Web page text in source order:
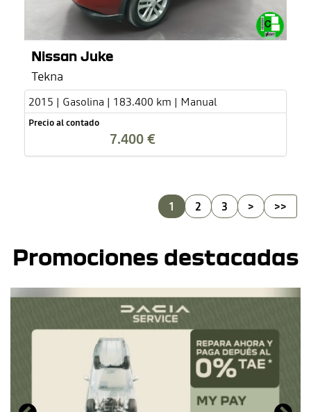
Nissan Juke
Tekna
2015 | Gasolina | 183.400 km | Manual
Precio al contado
7.400 €
1 2 3 > >>
Promociones destacadas